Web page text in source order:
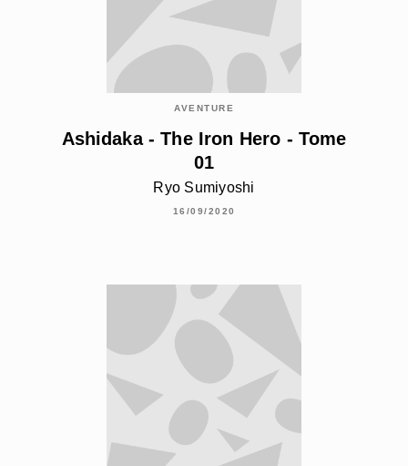
AVENTURE
Ashidaka - The Iron Hero - Tome
01
Ryo Sumiyoshi
16/09/2020